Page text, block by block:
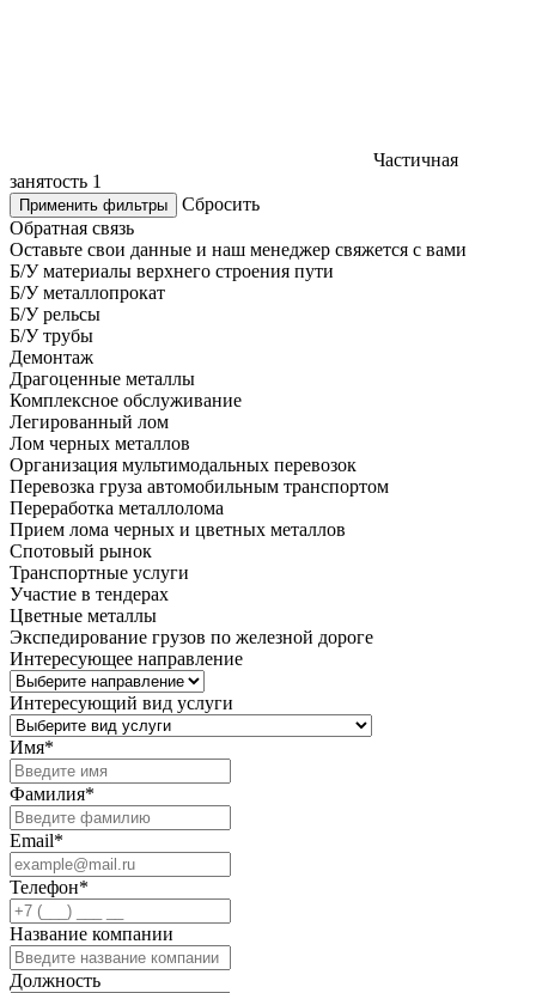
Частичная
занятость 1
Применить фильтры
Сбросить
Обратная связь
Оставьте свои данные и наш менеджер свяжется с вами
Б/У материалы верхнего строения пути
Б/У металлопрокат
Б/У рельсы
Б/У трубы
Демонтаж
Драгоценные металлы
Комплексное обслуживание
Легированный лом
Лом черных металлов
Организация мультимодальных перевозок
Перевозка груза автомобильным транспортом
Переработка металлолома
Прием лома черных и цветных металлов
Спотовый рынок
Транспортные услуги
Участие в тендерах
Цветные металлы
Экспедирование грузов по железной дороге
Интересующее направление
Интересующий вид услуги
Имя*
Фамилия*
Email*
Телефон*
Название компании
Должность